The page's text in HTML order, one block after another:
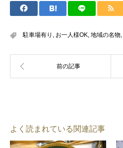
駐車場有り お一人様OK 地域の名物
よく読まれている関連記事